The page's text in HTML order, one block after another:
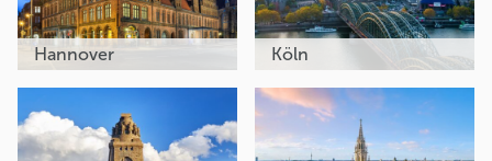
Hannover Köln